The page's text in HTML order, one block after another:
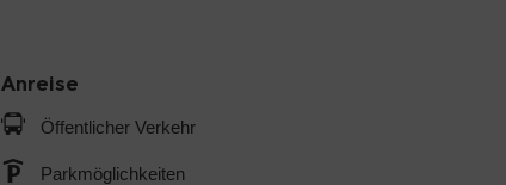
Anreise
Öffentlicher Verkehr
Parkmöglichkeiten